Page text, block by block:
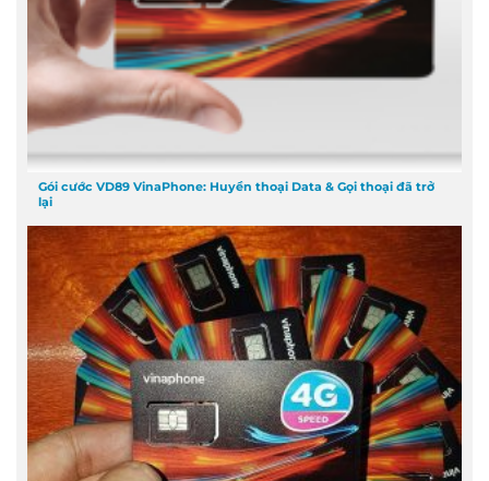
Gói cước VD89 VinaPhone: Huyền thoại Data & Gọi thoại đã trở
lại